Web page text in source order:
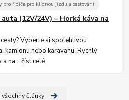
pro řidiče pro klidnou jízdu a cestování
(12V/24V) – Horká káva na
Vyberte si spolehlivou
kamionu nebo karavanu. Rychlý
a na...číst celé
články